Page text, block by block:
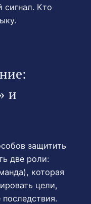
сигнал. Кто
и
защитить
две роли:
которая
цели,